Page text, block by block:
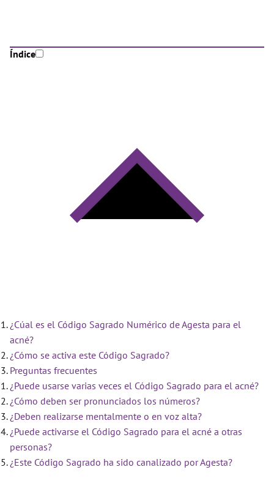
Índice
¿Cúal es el Código Sagrado Numérico de Agesta para el
acné?
¿Cómo se activa este Código Sagrado?
Preguntas frecuentes
¿Puede usarse varias veces el Código Sagrado para el acné?
¿Cómo deben ser pronunciados los números?
¿Deben realizarse mentalmente o en voz alta?
¿Puede activarse el Código Sagrado para el acné a otras
personas?
¿Este Código Sagrado ha sido canalizado por Agesta?